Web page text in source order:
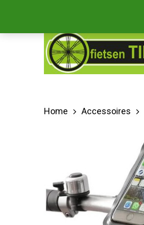
Home Accessoires